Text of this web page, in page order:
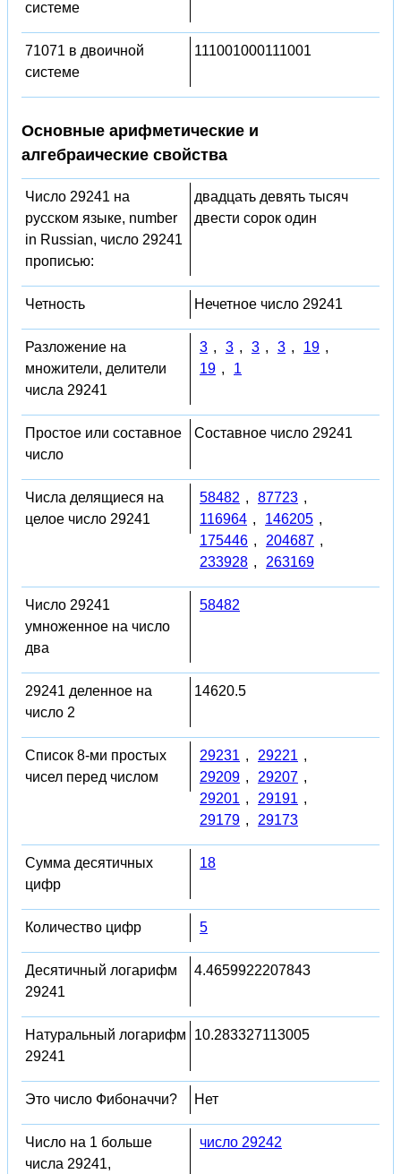
системе
71071 в двоичной
системе
111001000111001
Основные арифметические и
алгебраические свойства
Число 29241 на
русском языке, number
in Russian, число 29241
прописью:
двадцать девять тысяч
двести сорок один
Четность Нечетное число 29241
Разложение на
множители, делители
числа 29241
3 , 3 , 3 , 3 , 19 ,
19 , 1
Простое или составное
число
Составное число 29241
Числа делящиеся на
целое число 29241
58482 , 87723 ,
116964 , 146205 ,
175446 , 204687 ,
233928 , 263169
Число 29241
умноженное на число
два
58482
29241 деленное на
число 2
14620.5
Список 8-ми простых
чисел перед числом
29231 , 29221 ,
29209 , 29207 ,
29201 , 29191 ,
29179 , 29173
Сумма десятичных
цифр
18
Количество цифр 5
Десятичный логарифм
29241
4.4659922207843
Натуральный логарифм
29241
10.283327113005
Это число Фибоначчи? Нет
Число на 1 больше
числа 29241,
число 29242